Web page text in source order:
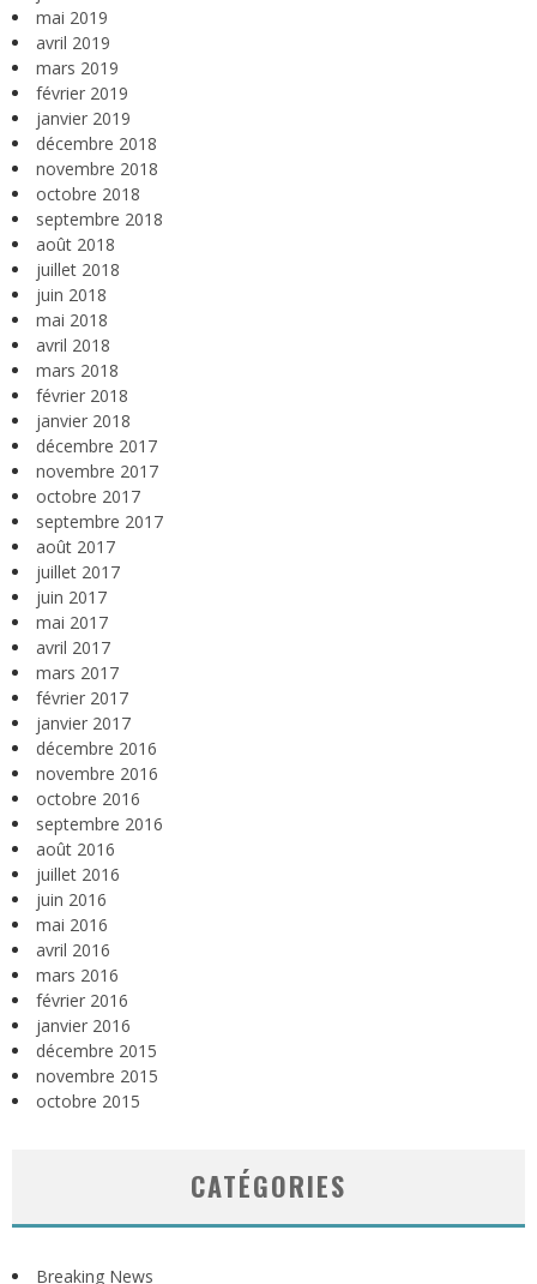
mai 2019
avril 2019
mars 2019
février 2019
janvier 2019
décembre 2018
novembre 2018
octobre 2018
septembre 2018
août 2018
juillet 2018
juin 2018
mai 2018
avril 2018
mars 2018
février 2018
janvier 2018
décembre 2017
novembre 2017
octobre 2017
septembre 2017
août 2017
juillet 2017
juin 2017
mai 2017
avril 2017
mars 2017
février 2017
janvier 2017
décembre 2016
novembre 2016
octobre 2016
septembre 2016
août 2016
juillet 2016
juin 2016
mai 2016
avril 2016
mars 2016
février 2016
janvier 2016
décembre 2015
novembre 2015
octobre 2015
CATÉGORIES
Breaking News